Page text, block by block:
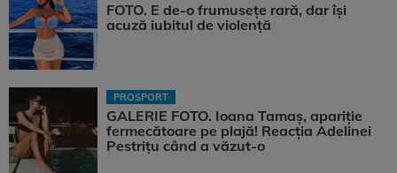
FOTO. E de-o frumusețe rară, dar își
acuză iubitul de violență
PROSPORT
GALERIE FOTO. Ioana Tamaş, apariție
fermecătoare pe plajă! Reacția Adelinei
Pestrițu când a văzut-o